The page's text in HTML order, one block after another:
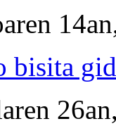
bisita